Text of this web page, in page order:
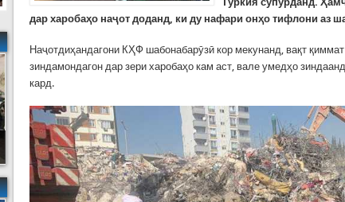
дар харобаҳо наҷот доданд, ки ду нафари онҳо тифлони аз
Наҷотдиҳандагони КҲФ шабонабарӯзӣ кор мекунанд, вақт
зиндамондагон дар зери харобаҳо кам аст, вале умедҳо
кард.